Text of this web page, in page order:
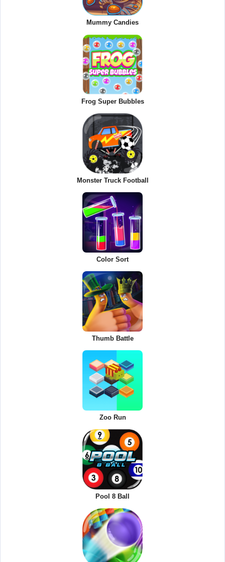
Mummy Candies
Frog Super Bubbles
Monster Truck Football
Color Sort
Thumb Battle
Zoo Run
Pool 8 Ball